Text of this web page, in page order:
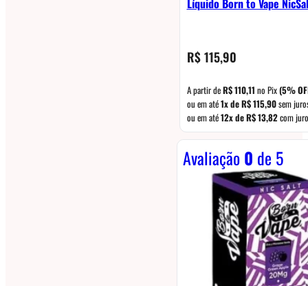
R$115,90
A partir deR$110,11 no Pix(5%
ou em até1x deR$115,90sem
ou em até12x deR$13,82com
Avaliação0 de 5